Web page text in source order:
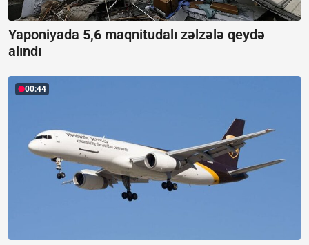
Yaponiyada 5,6 maqnitudalı zəlzələ qeydə
alındı
00:44